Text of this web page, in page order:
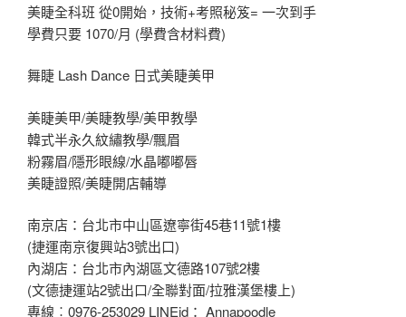
美睫全科班 從0開始，技術+考照秘笈= 一次到手
學費只要 1070/月 (學費含材料費)
舞睫 Lash Dance 日式美睫美甲
美睫美甲/美睫教學/美甲教學
韓式半永久紋繡教學/飄眉
粉霧眉/隱形眼線/水晶嘟嘟唇
美睫證照/美睫開店輔導
南京店：台北市中山區遼寧街45巷11號1樓
(捷運南京復興站3號出口)
內湖店：台北市內湖區文德路107號2樓
(文德捷運站2號出口/全聯對面/拉雅漢堡樓上)
專線︰0976-253029 LINEid： Annapoodle